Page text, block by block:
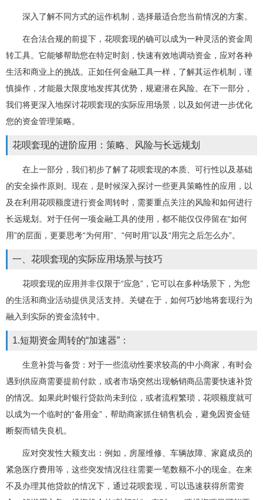
深入了解不同方式的运作机制，选择最适合您当前情况的方案。
在合法合规的前提下，花呗套现的确可以成为一种灵活的资金周
转工具。它能够帮助您在特定时刻，快速有效地调动资金，应对各种
生活和商业上的挑战。正如任何金融工具一样，了解其运作机制，谨
慎操作，才能最大限度地发挥其优势，规避潜在风险。在下一部分，
我们将更深入地探讨花呗套现的实际应用场景，以及如何进一步优化
您的资金管理策略。
花呗套现的进阶应用：策略、风险与长远规划
在上一部分，我们初步了解了花呗套现的本质、可行性以及基础
的安全操作原则。现在，是时候深入探讨一些更具策略性的应用，以
及在利用花呗额度进行资金周转时，需要重点关注的风险和如何进行
长远规划。对于任何一项金融工具的使用，都不能仅仅停留在“如何
用”的层面，更要思考“为何用”、“何时用”以及“用完之后怎么办”。
一、花呗套现的实际应用场景与技巧
花呗套现的应用并非仅限于“应急”，它可以在多种场景下，为您
的生活和商业活动提供灵活支持。关键在于，如何巧妙地将套现行为
融入到实际的资金流转中。
1.短期资金周转的“加速器”：
生意补货与备货：对于一些流动性要求较高的中小商家，有时会
遇到供应商需要提前付款，或者市场突然出现畅销商品需要快速补货
的情况。如果此时银行贷款尚未到位，或者流程繁琐，花呗额度就可
以成为一个临时的“备用金”，帮助商家抓住销售机会，避免因资金链
断裂而错失良机。
应对突发性大额支出：例如，房屋维修、车辆故障、家庭成员的
紧急医疗费用等，这些突发情况往往需要一笔数额不小的现金。在来
不及办理其他贷款的情况下，通过花呗套现，可以迅速获得所需资